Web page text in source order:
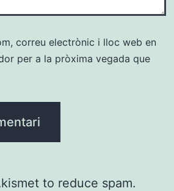
correu electrònic i lloc web en
per a la pròxima vegada que
to reduce spam.